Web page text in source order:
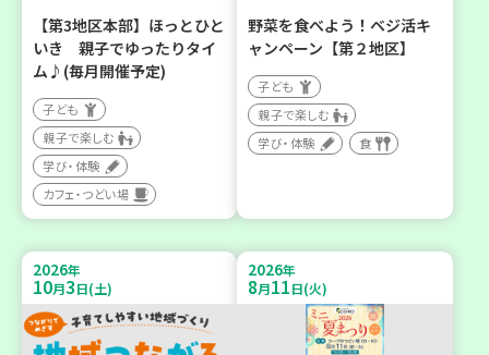
【第3地区本部】ほっとひと
いき 親子でゆったりタイ
ム♪(毎月開催予定)
子ども
親子で楽しむ
学び・体験
カフェ・つどい場
野菜を食べよう！ベジ活キ
ャンペーン【第２地区】
子ども
親子で楽しむ
学び・体験
食
2026年
10月3日(土)
2026年
8月11日(火)